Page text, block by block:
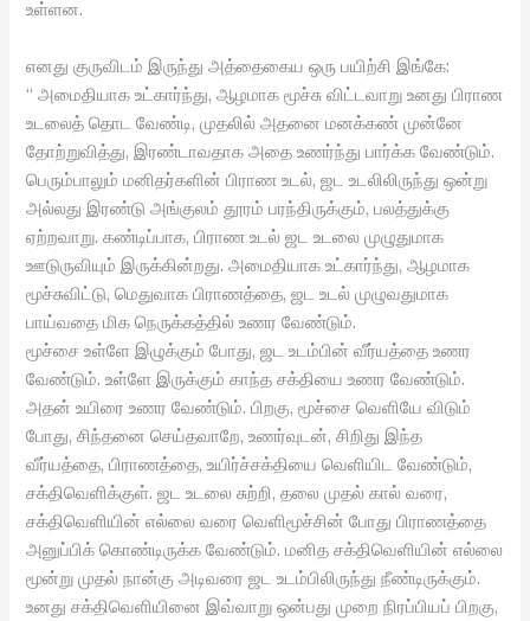
உள்ளன.
எனது குருவிடம் இருந்து அத்தைகைய ஒரு பயிற்சி இங்கே:
“ அமைதியாக உட்கார்ந்து, ஆழமாக மூச்சு விட்டவாறு உனது பிராண
உடலைத் தொட வேண்டி, முதலில் அதனை மனக்கண் முன்னே
தோற்றுவித்து, இரண்டாவதாக அதை உணர்ந்து பார்க்க வேண்டும்.
பெரும்பாலும் மனிதர்களின் பிராண உடல், ஜட உடலிலிருந்து ஒன்று
அல்லது இரண்டு அங்குலம் தூரம் பரந்திருக்கும், பலத்துக்கு
ஏற்றவாறு. கண்டிப்பாக, பிராண உடல் ஜட உடலை முழுதுமாக
ஊடுருவியும் இருக்கின்றது. அமைதியாக உட்கார்ந்து, ஆழமாக
மூச்சுவிட்டு, மெதுவாக பிராணத்தை, ஜட உடல் முழுவதுமாக
பாய்வதை மிக நெருக்கத்தில் உணர வேண்டும்.
மூச்சை உள்ளே இழுக்கும் போது, ஜட உடம்பின் வீர்யத்தை உணர
வேண்டும். உள்ளே இருக்கும் காந்த சக்தியை உணர வேண்டும்.
அதன் உயிரை உணர வேண்டும். பிறகு, மூச்சை வெளியே விடும்
போது, சிந்தனை செய்தவாறே, உணர்வுடன், சிறிது இந்த
வீர்யத்தை, பிராணத்தை, உயிர்ச்சக்தியை வெளியிட வேண்டும்,
சக்திவெளிக்குள். ஜட உடலை சுற்றி, தலை முதல் கால் வரை,
சக்திவெளியின் எல்லை வரை வெளிமூச்சின் போது பிராணத்தை
அனுப்பிக் கொண்டிருக்க வேண்டும். மனித சக்திவெளியின் எல்லை
மூன்று முதல் நான்கு அடிவரை ஜட உடம்பிலிருந்து நீண்டிருக்கும்.
உனது சக்திவெளியினை இவ்வாறு ஒன்பது முறை நிரப்பியப் பிறகு,